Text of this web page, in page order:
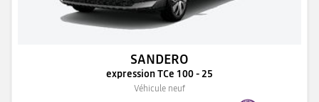
SANDERO
expression TCe 100 - 25
Véhicule neuf